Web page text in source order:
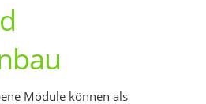
Module können als